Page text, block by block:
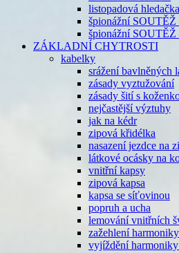
listopadová hledačka
špionážní SOUTĚŽ
špionážní
ZÁKLADNÍ CHYTROSTI
kabelky
srážení bavlněných
zásady vyztužování
zásady šití s
nejčastější výztuhy
jak na kédr
zipová křidélka
nasazení jezdce na
látkové ocásky na
vnitřní kapsy
zipová kapsa
kapsa se síťovinou
popruh a ucha
lemování vnitřních
zažehlení
vyjíždění